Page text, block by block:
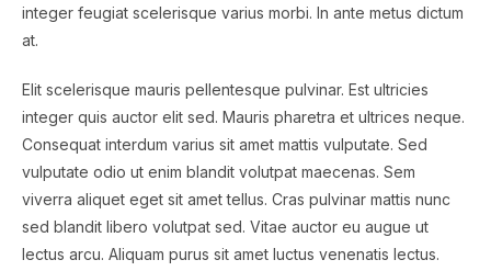
integer feugiat scelerisque varius morbi. In ante metus dictum
at.
Elit scelerisque mauris pellentesque pulvinar. Est ultricies
integer quis auctor elit sed. Mauris pharetra et ultrices neque.
Consequat interdum varius sit amet mattis vulputate. Sed
vulputate odio ut enim blandit volutpat maecenas. Sem
viverra aliquet eget sit amet tellus. Cras pulvinar mattis nunc
sed blandit libero volutpat sed. Vitae auctor eu augue ut
lectus arcu. Aliquam purus sit amet luctus venenatis lectus.